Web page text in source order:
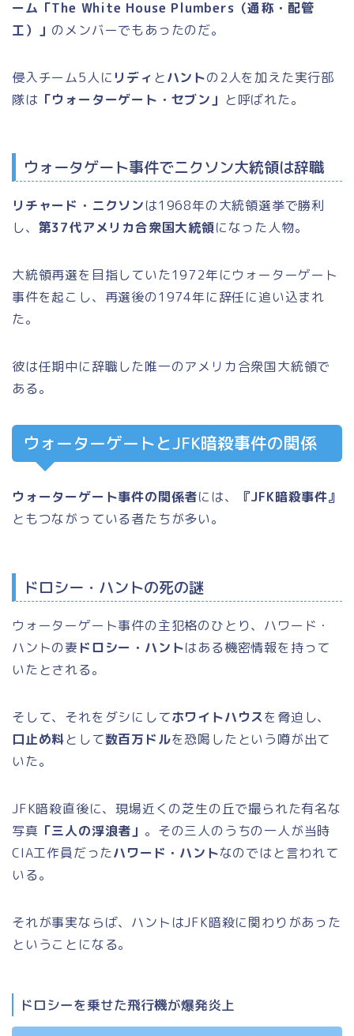
ーム「The White House Plumbers（通称・配管
工）」 のメンバーでもあったのだ。
侵入チーム5人にリディ とハントの2人を加えた実行部
隊は 「ウォーターゲート・セブン」 と呼ばれた。
ウォータゲート事件でニクソン大統領は辞職
リチャード・ニクソンは1968年の大統領選挙で勝利
し、 第37代アメリカ合衆国大統領になった人物。
大統領再選を目指していた1972年にウォーターゲート
事件を起こし、再選後の1974年に辞任に追い込まれ
た。
彼は任期中に辞職した唯一のアメリカ合衆国大統領で
ある。
ウォーターゲートとJFK暗殺事件の関係
ウォーターゲート事件の関係者には、
『JFK暗殺事件』
ともつながっている者たちが多い。
ドロシー・ハントの死の謎
ウォーターゲート事件の主犯格のひとり、ハワード・
ハントの妻 ドロシー・ハントはある機密情報を持って
いたとされる。
そして、それをダシにしてホワイトハウスを脅迫し、
口止め料として数百万ドルを恐喝したという噂が出て
いた。
JFK暗殺直後に、現場近くの芝生の丘で撮られた有名な
写真 「三人の浮浪者」 。その三人のうちの一人が当時
CIA工作員だったハワード・ハントなのではと言われて
いる。
それが事実ならば、ハントはJFK暗殺に関わりがあった
ということになる。
ドロシーを乗せた飛行機が爆発炎上